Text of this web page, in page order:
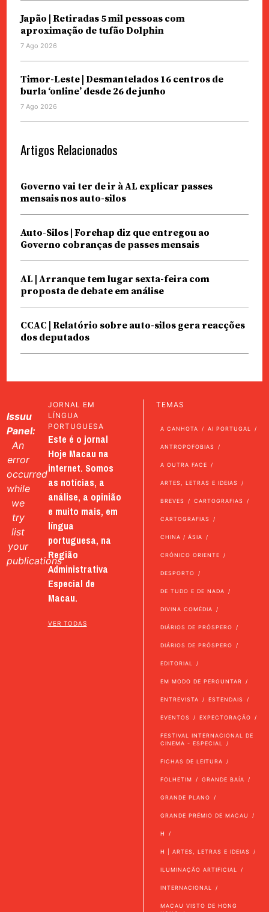
Japão | Retiradas 5 mil pessoas com
aproximação de tufão Dolphin
7 Ago 2026
Timor-Leste | Desmantelados 16 centros de
burla ‘online’ desde 26 de junho
7 Ago 2026
Artigos Relacionados
Governo vai ter de ir à AL explicar passes
mensais nos auto-silos
Auto-Silos | Forehap diz que entregou ao
Governo cobranças de passes mensais
AL | Arranque tem lugar sexta-feira com
proposta de debate em análise
CCAC | Relatório sobre auto-silos gera reacções
dos deputados
Issuu
Panel:
An
error
occurred
while
we
try
list
your
publications
JORNAL EM
LÍNGUA
PORTUGUESA
Este é o jornal
Hoje Macau na
internet. Somos
as notícias, a
análise, a opinião
e muito mais, em
língua
portuguesa, na
Região
Administrativa
Especial de
Macau.
VER TODAS
TEMAS
A CANHOTA AI PORTUGAL
ANTROPOFOBIAS
A OUTRA FACE
ARTES, LETRAS E IDEIAS
BREVES CARTOGRAFIAS
CARTOGRAFIAS
CHINA / ÁSIA
CRÓNICO ORIENTE
DESPORTO
DE TUDO E DE NADA
DIVINA COMÉDIA
DIÁRIOS DE PRÓSPERO
DIÁRIOS DE PRÓSPERO
EDITORIAL
EM MODO DE PERGUNTAR
ENTREVISTA ESTENDAIS
EVENTOS EXPECTORAÇÃO
FESTIVAL INTERNACIONAL DE
CINEMA - ESPECIAL
FICHAS DE LEITURA
FOLHETIM GRANDE BAÍA
GRANDE PLANO
GRANDE PRÉMIO DE MACAU
H
H | ARTES, LETRAS E IDEIAS
ILUMINAÇÃO ARTIFICIAL
INTERNACIONAL
MACAU VISTO DE HONG